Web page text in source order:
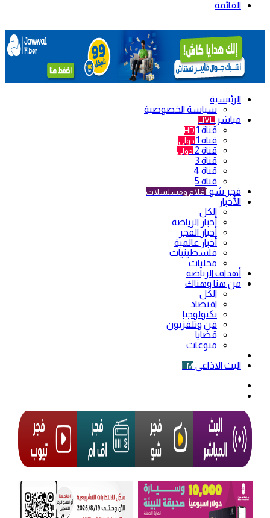
القائمة
الرئيسية
سياسة الخصوصية
مباشر LIVE
قناة 1 HD
قناة 1 دولي
قناة 2 دولي
قناة 3
قناة 4
قناة 5
فجر شو أفلام ومسلسلات
الأخبار
الكل
أخبار الرياضة
أخبار الفجر
أخبار عالمية
فلسطينيات
محليات
أهداف الرياضة
من هنا وهناك
الكل
اقتصاد
تكنولوجيا
فن وتلفزيون
قضايا
منوعات
البث الاذاعي FM